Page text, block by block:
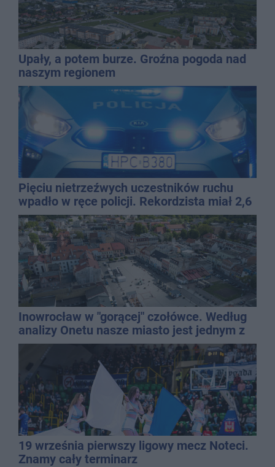
Upały, a potem burze. Groźna pogoda nad
naszym regionem
Pięciu nietrzeźwych uczestników ruchu
wpadło w ręce policji. Rekordzista miał 2,6
promila
Inowrocław w "gorącej" czołówce. Według
analizy Onetu nasze miasto jest jednym z
najbardziej narażonych na upały
19 września pierwszy ligowy mecz Noteci.
Znamy cały terminarz